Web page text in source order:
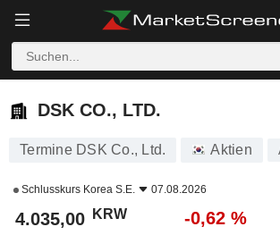
DSK CO., LTD.
DSK CO., LTD.
Termine DSK Co., Ltd. Aktien
Schlusskurs Korea S.E. 07.08.2026
4.035,00 KRW -0,62 %